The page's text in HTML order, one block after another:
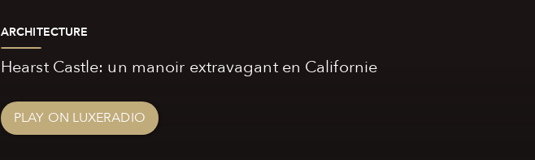
ARCHITECTURE
Hearst Castle: un manoir extravagant en Californie
PLAY ON LUXERADIO